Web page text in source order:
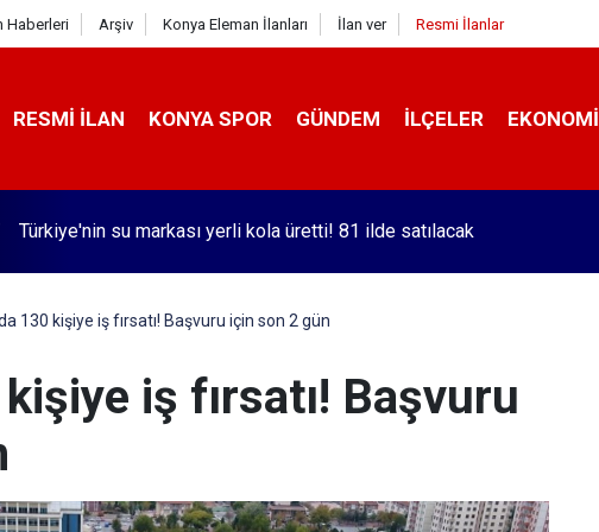
Haberleri Arşiv Konya Eleman İlanları İlan ver Resmi İlanlar
RESMI İLAN KONYA SPOR GÜNDEM İLÇELER EKONOMI
Türkiye'nin su markası yerli kola üretti! 81 ilde satılacak
130 kişiye iş fırsatı! Başvuru için son 2 gün
iş fırsatı! Başvuru